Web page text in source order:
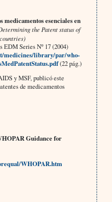
medicamentos esenciales en
the Patent status of
EDM Series Nº 17 (2004)
medicines/library/par/who-
(22 pág.)
y MSF, publicó este
de medicamentos
Guidance for
WHOPAR.htm